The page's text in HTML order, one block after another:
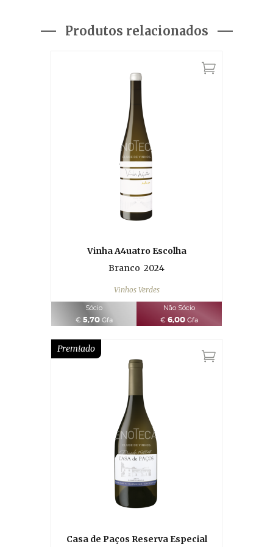
Produtos relacionados
Vinha A4uatro Escolha
Branco 2024
Vinhos Verdes
Sócio
€ 5,70 Gfa
Não Sócio
€ 6,00 Gfa
Premiado
Casa de Paços Reserva Especial